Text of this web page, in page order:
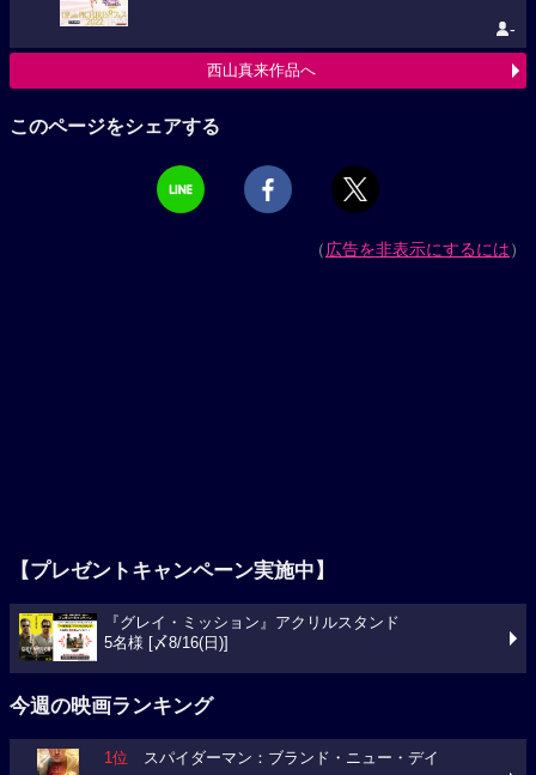
-
西山真来作品へ
このページをシェアする
（広告を非表示にするには）
【プレゼントキャンペーン実施中】
『グレイ・ミッション』アクリルスタンド
5名様 [〆8/16(日)]
今週の映画ランキング
1位 スパイダーマン：ブランド・ニュー・デイ